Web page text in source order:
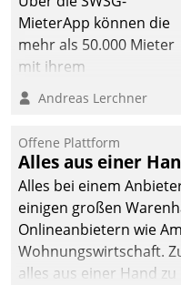
MieterApp können die
mehr als 50.000 Mieter
mit ihrem
Wohnungsunternehmen
kommunizieren, auf dem
einsehen und ändern
oder
Schadensmeldungen
abgeben – rund um die
Uhr.
Andreas Lerchner
Offene Plattform
Alles aus einer
Alles bei einem
einigen großen
Onlineanbietern wie
Wohnungswirtschaft.
alles aus einer Hand zu